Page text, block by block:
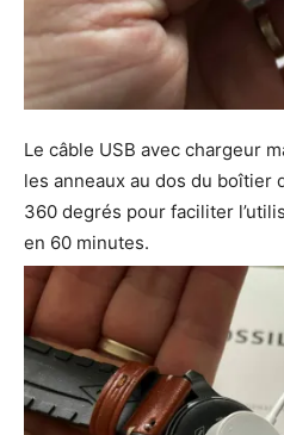
Le câble USB avec chargeur
les anneaux au dos du boîtier
360 degrés pour faciliter
en 60 minutes.